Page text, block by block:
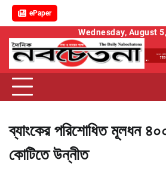
ePaper
content
Wednesday, August
ব্যাংকের পরিশোধিত মূলধন
কোটিতে উন্নীত